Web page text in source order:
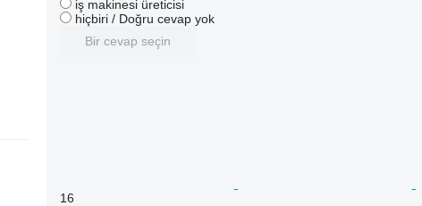
i̇ş makinesi üreticisi
hiçbiri / Doğru cevap yok
Bir cevap seçin
16